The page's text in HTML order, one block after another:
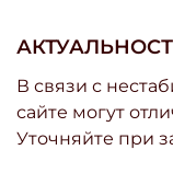
В связи с
сайте могут
Уточняйте при